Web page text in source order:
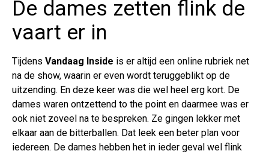
De dames zetten flink de
vaart er in
Tijdens Vandaag Inside is er altijd een online rubriek net
na de show, waarin er even wordt teruggeblikt op de
uitzending. En deze keer was die wel heel erg kort. De
dames waren ontzettend to the point en daarmee was er
ook niet zoveel na te bespreken. Ze gingen lekker met
elkaar aan de bitterballen. Dat leek een beter plan voor
iedereen. De dames hebben het in ieder geval wel flink